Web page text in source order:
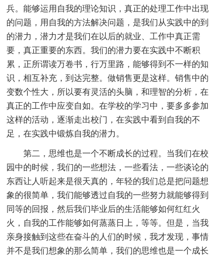
兵。能够运用自我的理论知识，真正的处理工作中出现
的问题，用自我的方法解决问题，是我们从实践中的到
的潜力，潜力才是我们在以后的就业、工作中真正需
要，真正重要的东西。我们的潜力要在实践中不断积
累，正所谓读万卷书，行万里路，能够得到不一样的知
识，相互补充，到达完整。做销售更是这样。销售中的
变数个性大，所以要有灵活的头脑，和理智的分析，在
真正的工作中应变自如。在学校的学习中，要多多参加
这样的活动，逐渐走出校门，在实践中看到自我的不
足，在实践中锻炼自我的潜力。
第二，思维也是一个不断成长的过程。当我们在校
园中的时候，我们的一些想法，一些看法，一些谈论的
东西让人听起来是很天真的，年轻的我们总是把问题想
象的很简单，我们能够透过自我的一些努力就能够得到
同等的回报，然后我们毕业后的生活能够如何红红火
火，自我的工作能够如何蒸蒸日上，等等。但是，当我
亲身接触到这些在奋斗的人们的时候，我才发现，事情
并不是我们想象的那么简单，我们的思维也是一个成长